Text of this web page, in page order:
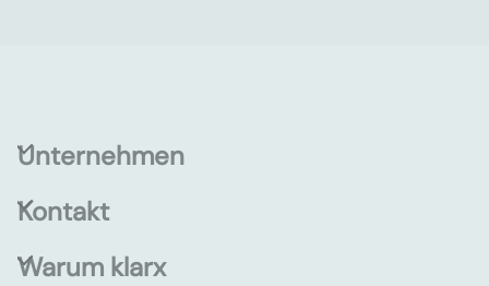
Unternehmen
Kontakt
Warum klarx